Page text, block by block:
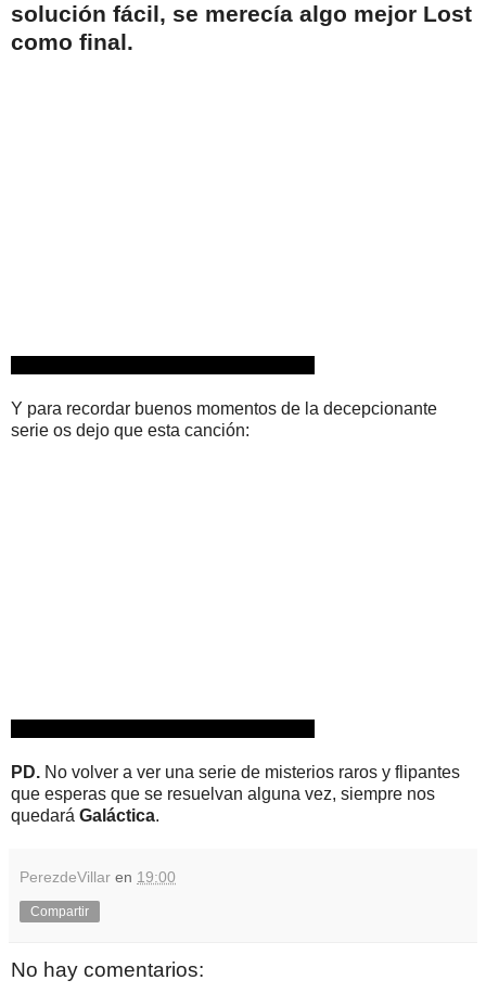
solución fácil, se merecía algo mejor Lost
como final.
Y para recordar buenos momentos de la decepcionante
serie os dejo que esta canción:
PD. No volver a ver una serie de misterios raros y flipantes
que esperas que se resuelvan alguna vez, siempre nos
quedará Galáctica.
PerezdeVillar en 19:00
Compartir
No hay comentarios: